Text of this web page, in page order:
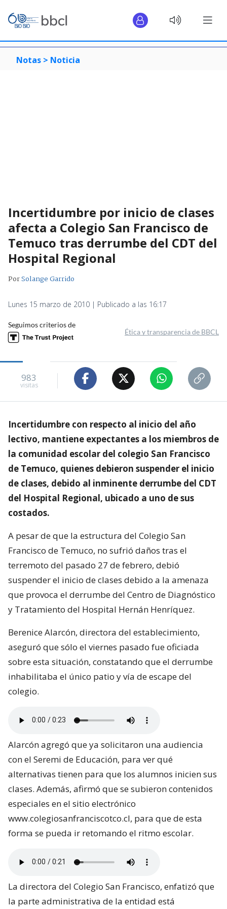
Notas > Noticia
Incertidumbre por inicio de clases
afecta a Colegio San Francisco de
Temuco tras derrumbe del CDT del
Hospital Regional
PorSolange Garrido
Lunes 15 marzo de 2010 | Publicado a las 16:17
Seguimos criterios de
Ética y transparencia de BBCL
983
visitas
Incertidumbre con respecto al inicio del año
lectivo, mantiene expectantes a los miembros de
la comunidad escolar del colegio San Francisco
de Temuco, quienes debieron suspender el inicio
de clases, debido al inminente derrumbe del CDT
del Hospital Regional, ubicado a uno de sus
costados.
A pesar de que la estructura del Colegio San
Francisco de Temuco, no sufrió daños tras el
terremoto del pasado 27 de febrero, debió
suspender el inicio de clases debido a la amenaza
que provoca el derrumbe del Centro de Diagnóstico
y Tratamiento del Hospital Hernán Henríquez.
Berenice Alarcón, directora del establecimiento,
aseguró que sólo el viernes pasado fue oficiada
sobre esta situación, constatando que el derrumbe
inhabilitaba el único patio y vía de escape del
colegio.
Alarcón agregó que ya solicitaron una audiencia
con el Seremi de Educación, para ver qué
alternativas tienen para que los alumnos inicien sus
clases. Además, afirmó que se subieron contenidos
especiales en el sitio electrónico
www.colegiosanfranciscotco.cl, para que de esta
forma se pueda ir retomando el ritmo escolar.
La directora del Colegio San Francisco, enfatizó que
la parte administrativa de la entidad está